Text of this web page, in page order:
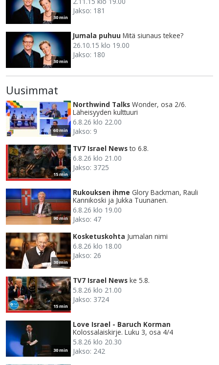
30 min
Jakso: 181
30 min
Jumala puhuu Mitä siunaus tekee?
26.10.15 klo 19.00
Jakso: 180
Uusimmat
60 min
Northwind Talks Wonder, osa 2/6.
Läheisyyden kulttuuri
6.8.26 klo 22.00
Jakso: 9
15 min
TV7 Israel News to 6.8.
6.8.26 klo 21.00
Jakso: 3725
90 min
Rukouksen ihme Glory Backman, Rauli
Kannikoski ja Jukka Tuunanen.
6.8.26 klo 19.00
Jakso: 47
30 min
Kosketuskohta Jumalan nimi
6.8.26 klo 18.00
Jakso: 26
15 min
TV7 Israel News ke 5.8.
5.8.26 klo 21.00
Jakso: 3724
30 min
Love Israel - Baruch Korman
Kolossalaiskirje. Luku 3, osa 4/4
5.8.26 klo 20.30
Jakso: 242